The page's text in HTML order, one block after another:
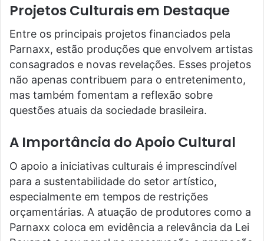
Projetos Culturais em Destaque
Entre os principais projetos financiados pela
Parnaxx, estão produções que envolvem artistas
consagrados e novas revelações. Esses projetos
não apenas contribuem para o entretenimento,
mas também fomentam a reflexão sobre
questões atuais da sociedade brasileira.
A Importância do Apoio Cultural
O apoio a iniciativas culturais é imprescindível
para a sustentabilidade do setor artístico,
especialmente em tempos de restrições
orçamentárias. A atuação de produtores como a
Parnaxx coloca em evidência a relevância da Lei